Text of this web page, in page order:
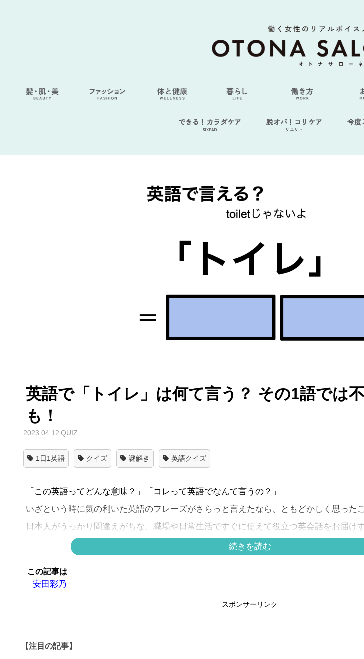
できる！カラダケア
SIXPAD
脱オバ！コリケア
リエリィ
今度
英語で「トイレ」は何て言う？ その1語では
も！
2023.04.12 QUIZ
1日1英語 クイズ 謎解き 英語クイズ
「この英語ってどんな意味？」「コレって英語でなんて言うの？」
いざという時に気の利いた英語のフレーズがさらっと言えたなら、ともどかしく思った
日本人がうっかり間違えがちな、職場や日常生活ですぐに使えて役立つ英会話をお届け
今日は「トイレ」です。
続きを読む
この記事は
安田彩乃
スポンサーリンク
【注目の記事】